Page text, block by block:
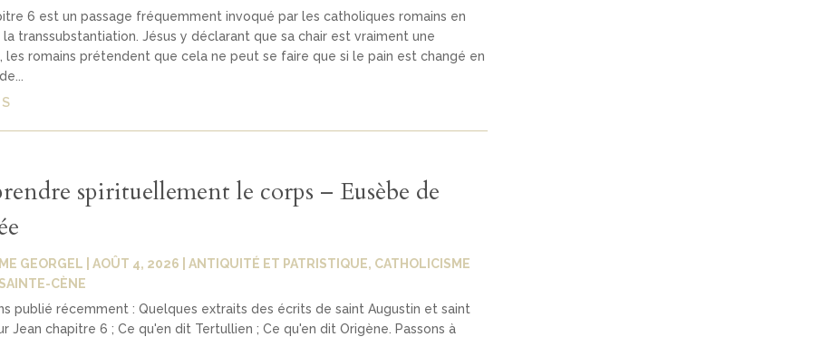
6 est un passage fréquemment invoqué par les catholiques romains en
transsubstantiation. Jésus y déclarant que sa chair est vraiment une
les romains prétendent que cela ne peut se faire que si le pain est changé en
spirituellement le corps – Eusèbe de
GEORGEL AOÛT 4, 2026 ANTIQUITÉ ET PATRISTIQUE, CATHOLICISME
SAINTE-CÈNE
publié récemment : Quelques extraits des écrits de saint Augustin et saint
Jean chapitre 6 ; Ce qu'en dit Tertullien ; Ce qu'en dit Origène. Passons à